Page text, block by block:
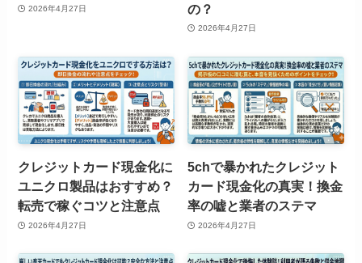
2026年4月27日
の？
2026年4月27日
クレジットカード現金化に
ユニクロ製品はおすすめ？
転売で稼ぐコツと注意点
2026年4月27日
5chで暴かれたクレジット
カード現金化の真実！換金
率の嘘と業者のステマ
2026年4月27日